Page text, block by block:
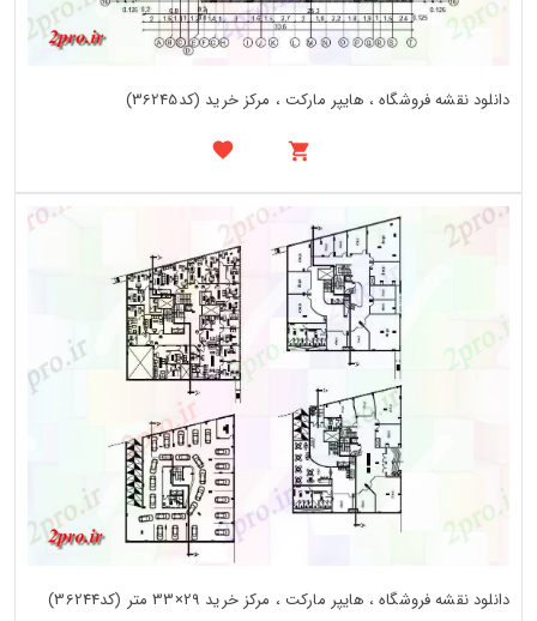
دانلود نقشه فروشگاه ، هایپر مارکت ، مرکز خرید (کد36245)
دانلود نقشه فروشگاه ، هایپر مارکت ، مرکز خرید 29×33 متر (کد36244)